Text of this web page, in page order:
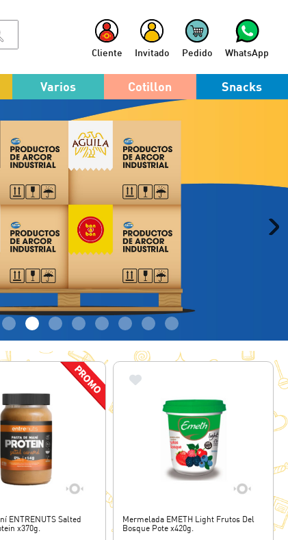
Cliente Invitado Pedido WhatsApp
Varios Cotillon Snacks
ENTRENUTS Salted
x370g.
Mermelada EMETH Light Frutos Del
Bosque Pote x420g.